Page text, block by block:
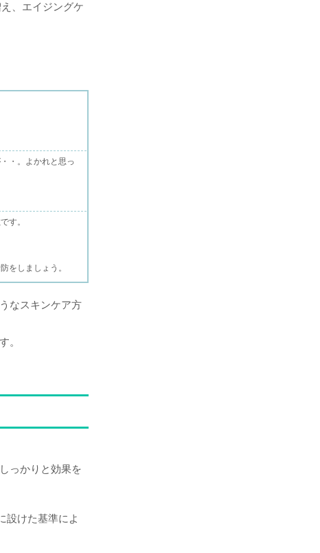
、エイジングケ
・。よかれと思っ
す。
をしましょう。
なスキンケア方
。
っかりと効果を
設けた基準によ